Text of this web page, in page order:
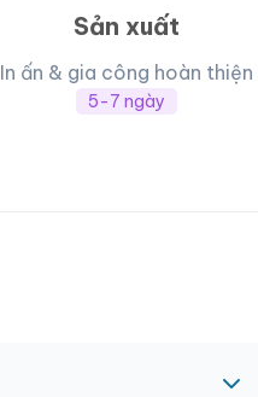
Sản xuất
In ấn & gia công hoàn thiện
5-7 ngày